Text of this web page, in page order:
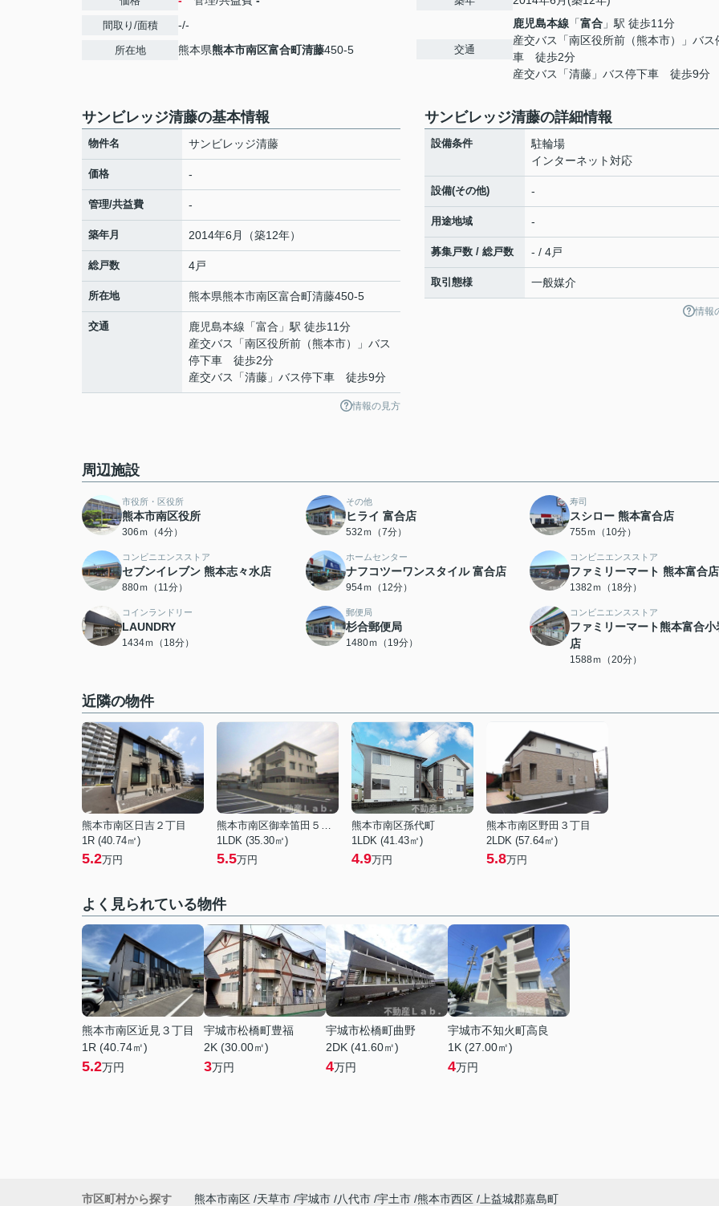
間取り/面積 -/-
所在地 熊本県熊本市南区富合町清藤450-5 交通
鹿児島本線 「富合 」駅 徒歩11分
産交バス「南区役所前（熊本市）」バス
車 徒歩2分
産交バス「清藤」バス停下車 徒歩9分
サンビレッジ清藤の基本情報
物件名 サンビレッジ清藤
価格 -
管理/共益費 -
築年月 2014年6月（築12年）
総戸数 4戸
所在地 熊本県熊本市南区富合町清藤450-5
交通 鹿児島本線 「富合 」駅 徒歩11分
産交バス「南区役所前（熊本市）」バス
停下車 徒歩2分
産交バス「清藤」バス停下車 徒歩9分
情報の見方
サンビレッジ清藤の詳細情報
設備条件
駐輪場
インターネット対応
設備(その他) -
用途地域 -
募集戸数 / 総戸数 - / 4戸
取引態様 一般媒介
情報
周辺施設
市役所・区役所
熊本市南区役所
306ｍ（4分）
その他
ヒライ 富合店
532ｍ（7分）
寿司
スシロー 熊本富合店
755ｍ（10分）
コンビニエンスストア
セブンイレブン 熊本志々水店
880ｍ（11分）
ホームセンター
ナフコツーワンスタイル 富合店
954ｍ（12分）
コンビニエンスストア
ファミリーマート 熊本富合店
1382ｍ（18分）
コインランドリー
LAUNDRY
1434ｍ（18分）
郵便局
杉合郵便局
1480ｍ（19分）
コンビニエンスストア
ファミリーマート熊本富合小
店
1588ｍ（20分）
近隣の物件
熊本市南区日吉２丁目
1R (40.74㎡)
5.2万円
熊本市南区御幸笛田５丁目
1LDK (35.30㎡)
5.5万円
熊本市南区孫代町
1LDK (41.43㎡)
4.9万円
熊本市南区野田３丁目
2LDK (57.64㎡)
5.8万円
よく見られている物件
熊本市南区近見３丁目
1R (40.74㎡)
5.2万円
宇城市松橋町豊福
2K (30.00㎡)
3万円
宇城市松橋町曲野
2DK (41.60㎡)
4万円
宇城市不知火町高良
1K (27.00㎡)
4万円
市区町村から探す 熊本市南区 天草市 宇城市 八代市 宇土市 熊本市西区
上益城郡嘉島町